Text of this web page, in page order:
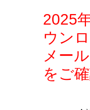
2025
ウン
メー
をご